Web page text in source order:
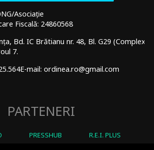
Asociație
Fiscală: 24860568
Bd. IC Brătianu nr. 48, Bl. G29 (Complex
7.
E-mail: ordinea.ro@gmail.com
PARTENERI
PRESSHUB R.E.I. PLUS